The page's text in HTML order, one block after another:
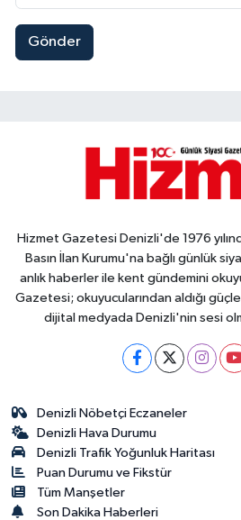
Gönder
Hizmet Gazetesi Denizli'de 1976
Basın İlan Kurumu'na bağlı günlük
anlık haberler ile kent gündemini
Gazetesi; okuyucularından aldığı
dijital medyada Denizli'nin sesi
Denizli Nöbetçi Eczaneler
Denizli Hava Durumu
Denizli Trafik Yoğunluk Haritası
Puan Durumu ve Fikstür
Tüm Manşetler
Son Dakika Haberleri